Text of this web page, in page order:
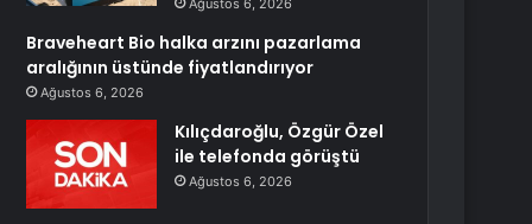
Ağustos 6, 2026
Braveheart Bio halka arzını pazarlama
aralığının üstünde fiyatlandırıyor
Ağustos 6, 2026
Kılıçdaroğlu, Özgür Özel
ile telefonda görüştü
Ağustos 6, 2026